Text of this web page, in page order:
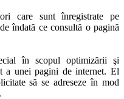
care sunt înregistrate pe
îndată ce consultă o pagină
în scopul optimizării şi
a unei pagini de internet. El
să se adreseze în mod